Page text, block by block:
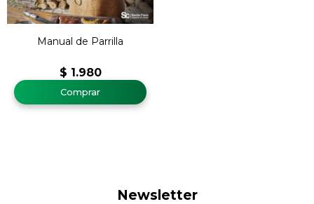
Manual de Parrilla
$ 1.980
Newsletter